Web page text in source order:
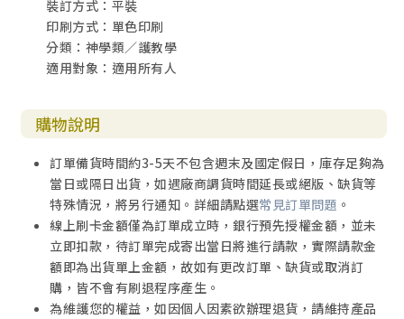
裝訂方式：平裝
印刷方式：單色印刷
分類：神學類／護教學
適用對象：適用所有人
購物說明
訂單備貨時間約3-5天不包含週末及國定假日，庫存足夠為
當日或隔日出貨，如遇廠商調貨時間延長或絕版、缺貨等
特殊情況，將另行通知。詳細請點選常見訂單問題 。
線上刷卡金額僅為訂單成立時，銀行預先授權金額，並未
立即扣款，待訂單完成寄出當日將進行請款，實際請款金
額即為出貨單上金額，故如有更改訂單、缺貨或取消訂
購，皆不會有刷退程序產生。
為維護您的權益，如因個人因素欲辦理退貨，請維持產品